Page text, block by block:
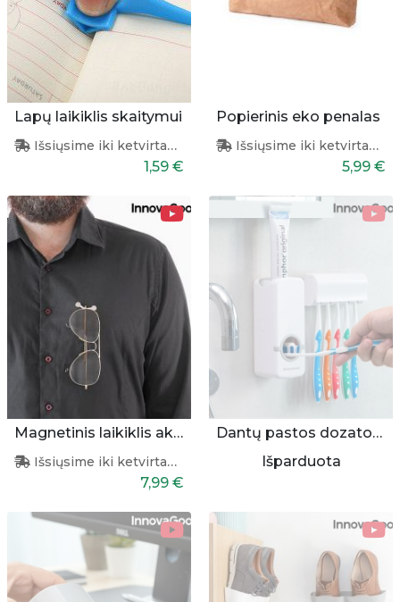
Lapų laikiklis skaitymui
Išsiųsime iki ketvirtadienio
1,59 €
Popierinis eko penalas
Išsiųsime iki ketvirtadienio
5,99 €
Magnetinis laikiklis akiniams
Išsiųsime iki ketvirtadienio
7,99 €
Dantų pastos dozatorius su dantų šepetėlių laikikliu
Išparduota